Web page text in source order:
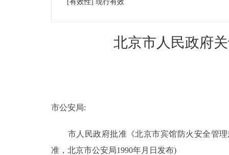
决策公开
[有效性] 现行有效
北京市人民政府
市公安局:
市人民政府批准《北京市宾馆防火安全管理
准，北京市公安局1990年月日发布)